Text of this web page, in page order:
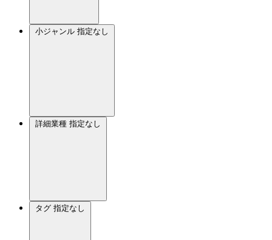
小ジャンル 指定なし
詳細業種 指定なし
タグ 指定なし